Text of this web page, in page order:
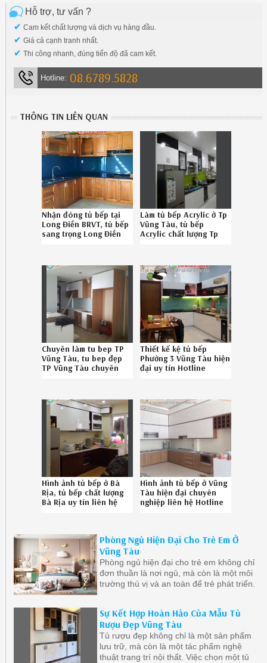
Hỗ trợ, tư vấn ?
✔ Cam kết chất lượng và dịch vụ hàng đầu.
✔ Giá cả cạnh tranh nhất.
✔ Thi công nhanh, đúng tiến độ đã cam kết.
Hotline: 08.6789.5828
THÔNG TIN LIÊN QUAN
Nhận đóng tủ bếp tại
Long Điền BRVT, tủ bếp
sang trọng Long Điền
Làm tủ bếp Acrylic ở Tp
Vũng Tàu, tủ bếp
Acrylic chất lượng Tp
Chuyên làm tu bep TP
Vũng Tàu, tu bep đẹp
TP Vũng Tàu chuyên
Thiết kế kệ tủ bếp
Phường 3 Vũng Tàu hiện
đại uy tín Hotline
Hình ảnh tủ bếp ở Bà
Rịa, tủ bếp chất lượng
Bà Rịa uy tín liên hệ
Hình ảnh tủ bếp ở Vũng
Tàu hiện đại chuyên
nghiệp liên hệ Hotline
Phòng Ngủ Hiện Đại Cho Trẻ Em Ở
Vũng Tàu
Phòng ngủ hiện đại cho trẻ em không chỉ
đơn thuần là nơi ngủ, mà còn là một môi
trường thú vị và an toàn để trẻ phát triển.
Sự Kết Hợp Hoàn Hảo Của Mẫu Tủ
Rượu Đẹp Vũng Tàu
Tủ rượu đẹp không chỉ là một sản phẩm
lưu trữ, mà còn là một tác phẩm nghệ
thuật trang trí nội thất. Việc chọn một tủ